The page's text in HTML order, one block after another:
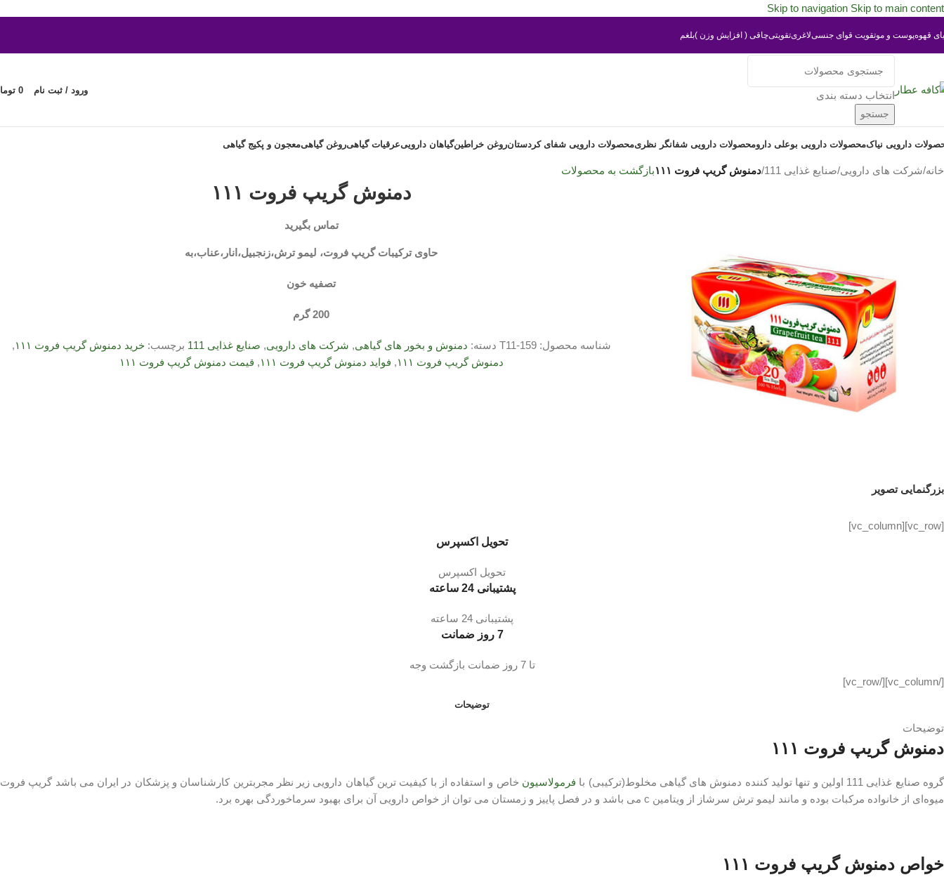
Skip to navigation Skip to main content
قهوهپوست و موتقویت قوای جنسیلاغریتقویتیچاقی ( افزایش وزن )بلغم
انتخاب دسته بندی
جستجو
ورود / ثبت نام 0
دارویی نیاکمحصولات دارویی بوعلی دارومحصولات دارویی شفانگر نظریمحصولات دارویی شفای کردستانروغن خراطینگیاهان داروییعرقیات گیاهیروغن گیاهیمعجون و پکیج گیاهی
خانه/شرکت های دارویی/صنایع غذایی 111 /دمنوش گریپ فروت ۱۱۱ بازگشت به محصولات
بزرگنمایی تصویر
دمنوش گریپ فروت ۱۱۱
تماس بگیرید
حاوی ترکیبات گریپ فروت، لیمو ترش،زنجبیل،انار،عناب،به
تصفیه خون
200 گرم
شناسه محصول:T11-159 دسته: دمنوش و بخور های گیاهی, شرکت های دارویی, صنایع غذایی 111 برچسب: خرید دمنوش گریپ فروت ۱۱۱
,
دمنوش گریپ فروت ۱۱۱
, فواید دمنوش گریپ فروت ۱۱۱ , قیمت دمنوش گریپ فروت ۱۱۱
[vc_row][vc_column]
تحویل اکسپرس
تحویل اکسپرس
پشتیبانی 24 ساعته
پشتیبانی 24 ساعته
7 روز ضمانت
تا 7 روز ضمانت بازگشت وجه
[/vc_column][/vc_row]
توضیحات
توضیحات
دمنوش گریپ فروت ۱۱۱
گروه صنایع غذایی 111 اولین و تنها تولید کننده دمنوش های گیاهی مخلوط(ترکیبی) با فرمولاسیون خاص و استفاده از با کیفیت ترین گیاهان دارویی زیر نظر مجربترین کارشناسان و پزشکان در ایران می باشد گریپ فروت
میوه‌ای از خانواده مرکبات بوده و مانند لیمو ترش سرشاز از ویتامین c می باشد و در فصل پاییز و زمستان می توان از خواص دارویی آن برای بهبود سرماخوردگی بهره برد.
خواص دمنوش گریپ فروت ۱۱۱